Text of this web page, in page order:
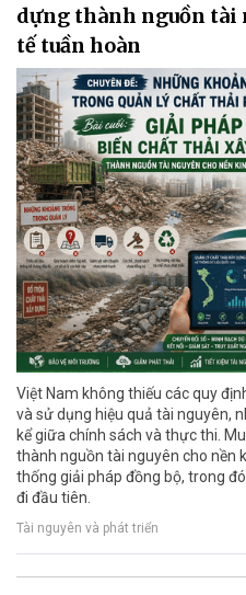
dựng thành nguồn tài
tế tuần hoàn
Việt Nam không thiếu các quy
và sử dụng hiệu quả tài nguyên,
kể giữa chính sách và thực thi.
thành nguồn tài nguyên cho nền
thống giải pháp đồng bộ, trong
đi đầu tiên.
Tài nguyên và phát triển